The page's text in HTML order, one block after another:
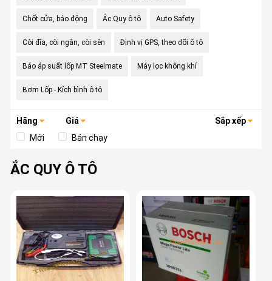
Chốt cửa, báo động Ắc Quy ô tô Auto Safety
Còi đĩa, còi ngân, còi sên Định vị GPS, theo dõi ô tô
Báo áp suất lốp MT Steelmate Máy lọc không khí
Bơm Lốp - Kích bình ô tô
Hãng Giá
Sắp xếp
Mới
Bán chạy
ẮC QUY Ô TÔ